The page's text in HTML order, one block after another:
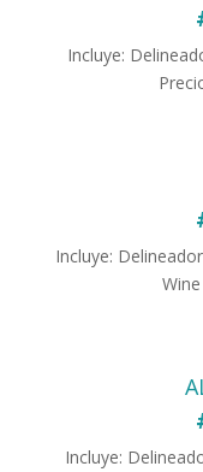
Incluye:
Incluye:
Incluye: